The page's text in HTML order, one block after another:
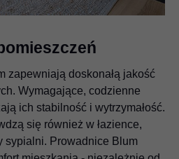
zapewniają doskonałą jakość
Wymagające, codzienne
ich stabilność i wytrzymałość.
się również w łazience,
sypialni. Prowadnice Blum